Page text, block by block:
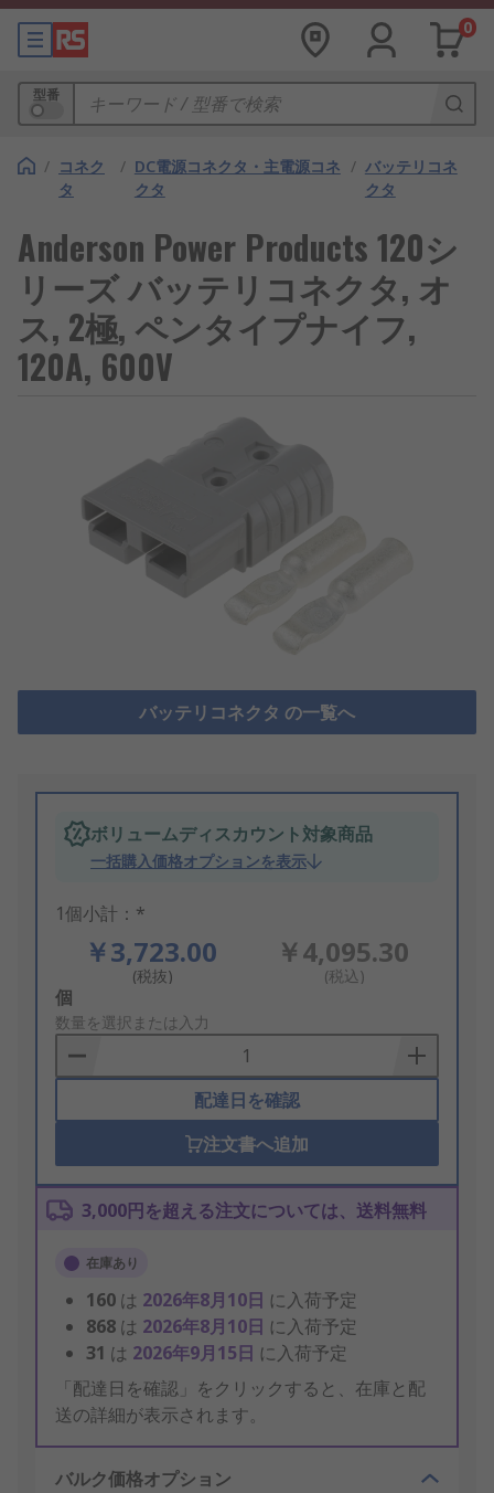
0
型番
/ コネク
タ
/ DC電源コネクタ・主電源コネ
クタ
/ バッテリコネ
クタ
Anderson Power Products 120シ
リーズ バッテリコネクタ, オ
ス, 2極, ペンタイプナイフ,
120A, 600V
バッテリコネクタ の一覧へ
ボリュームディスカウント対象商品
一括購入価格オプションを表示
1個小計：*
￥3,723.00
(税抜)
￥4,095.30
(税込)
Add
to
Basket
個
数量を選択または入力
配達日を確認
注文書へ追加
3,000円を超える注文については、送料無料
在庫あり
160 は 2026年8月10日 に入荷予定
868 は 2026年8月10日 に入荷予定
31 は 2026年9月15日 に入荷予定
「配達日を確認」をクリックすると、在庫と配
送の詳細が表示されます。
バルク価格オプション